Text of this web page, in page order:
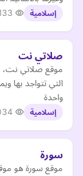
إسلامية
صلاتي نت
موقع صلاتي نت،
التي تتواجد بها
واحدة
إسلامية
سورة
موقع سورة هو